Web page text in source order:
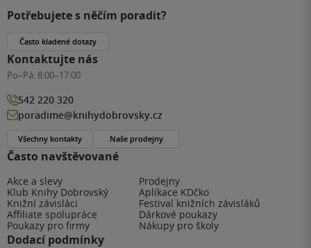
Často navštěvované
Akce a slevy
Prodejny
Klub Knihy Dobrovský
Aplikace KDčko
Knižní závisláci
Festival knižních závisláků
Affiliate spolupráce
Dárkové poukazy
Poukazy pro firmy
Nákupy pro školy
Dodací podmínky
Potřebujete s něčím poradit?
Často kladené dotazy
Kontaktujte nás
Po–Pá: 8:00–17:00
542 220 320
poradime@knihydobrovsky.cz
Všechny kontakty Naše prodejny